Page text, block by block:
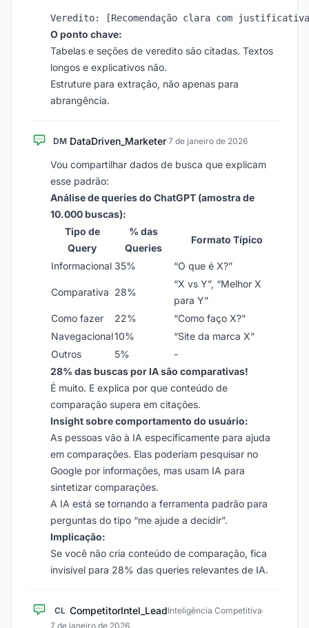
O ponto chave:
Tabelas e seções de veredito são citadas. Textos
longos e explicativos não.
Estruture para extração, não apenas para
abrangência.
DM DataDriven_Marketer·7 de janeiro de 2026
Vou compartilhar dados de busca que explicam
esse padrão:
Análise de queries do ChatGPT (amostra de
10.000 buscas):
Tipo de
Query
% das
Queries
Formato Típico
Informacional 35% “O que é X?”
Comparativa 28%
“X vs Y”, “Melhor X
para Y”
Como fazer
22%
“Como faço X?”
Navegacional10%
“Site da marca X”
Outros
5%
-
28% das buscas por IA são comparativas!
É muito. E explica por que conteúdo de
comparação supera em citações.
Insight sobre comportamento do usuário:
As pessoas vão à IA especificamente para ajuda
em comparações. Elas poderiam pesquisar no
Google por informações, mas usam IA para
sintetizar comparações.
A IA está se tornando a ferramenta padrão para
perguntas do tipo “me ajude a decidir”.
Implicação:
Se você não cria conteúdo de comparação, fica
invisível para 28% das queries relevantes de IA.
CL CompetitorIntel_LeadInteligência Competitiva·
7 de janeiro de 2026